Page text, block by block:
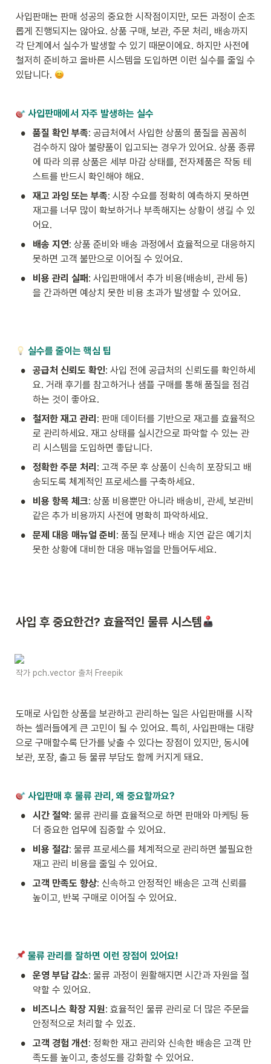
사입판매는 판매 성공의 중요한 시작점이지만, 모든 과정이 순조
롭게 진행되지는 않아요. 상품 구매, 보관, 주문 처리, 배송까지
각 단계에서 실수가 발생할 수 있기 때문이에요. 하지만 사전에
철저히 준비하고 올바른 시스템을 도입하면 이런 실수를 줄일 수
있답니다.
사입판매에서 자주 발생하는 실수
• 품질 확인 부족: 공급처에서 사입한 상품의 품질을 꼼꼼히
검수하지 않아 불량품이 입고되는 경우가 있어요. 상품 종류
에 따라 의류 상품은 세부 마감 상태를, 전자제품은 작동 테
스트를 반드시 확인해야 해요.
• 재고 과잉 또는 부족: 시장 수요를 정확히 예측하지 못하면
재고를 너무 많이 확보하거나 부족해지는 상황이 생길 수 있
어요.
• 배송 지연: 상품 준비와 배송 과정에서 효율적으로 대응하지
못하면 고객 불만으로 이어질 수 있어요.
• 비용 관리 실패 : 사입판매에서 추가 비용(배송비, 관세 등)
을 간과하면 예상치 못한 비용 초과가 발생할 수 있어요.
실수를 줄이는 핵심 팁
• 공급처 신뢰도 확인: 사입 전에 공급처의 신뢰도를 확인하세
요. 거래 후기를 참고하거나 샘플 구매를 통해 품질을 점검
하는 것이 좋아요.
• 철저한 재고 관리 : 판매 데이터를 기반으로 재고를 효율적으
로 관리하세요. 재고 상태를 실시간으로 파악할 수 있는 관
리 시스템을 도입하면 좋답니다.
• 정확한 주문 처리 : 고객 주문 후 상품이 신속히 포장되고 배
송되도록 체계적인 프로세스를 구축하세요.
• 비용 항목 체크: 상품 비용뿐만 아니라 배송비, 관세, 보관비
같은 추가 비용까지 사전에 명확히 파악하세요.
• 문제 대응 매뉴얼 준비 : 품질 문제나 배송 지연 같은 예기치
못한 상황에 대비한 대응 매뉴얼을 만들어두세요.
사입 후 중요한건? 효율적인 물류 시스템
작가 pch.vector 출처 Freepik
도매로 사입한 상품을 보관하고 관리하는 일은 사입판매를 시작
하는 셀러들에게 큰 고민이 될 수 있어요. 특히, 사입판매는 대량
으로 구매할수록 단가를 낮출 수 있다는 장점이 있지만, 동시에
보관, 포장, 출고 등 물류 부담도 함께 커지게 돼요.
사입판매 후 물류 관리, 왜 중요할까요?
• 시간 절약: 물류 관리를 효율적으로 하면 판매와 마케팅 등
더 중요한 업무에 집중할 수 있어요.
• 비용 절감: 물류 프로세스를 체계적으로 관리하면 불필요한
재고 관리 비용을 줄일 수 있어요.
• 고객 만족도 향상: 신속하고 안정적인 배송은 고객 신뢰를
높이고, 반복 구매로 이어질 수 있어요.
물류 관리를 잘하면 이런 장점이 있어요!
• 운영 부담 감소: 물류 과정이 원활해지면 시간과 자원을 절
약할 수 있어요.
• 비즈니스 확장 지원: 효율적인 물류 관리로 더 많은 주문을
안정적으로 처리할 수 있죠.
• 고객 경험 개선: 정확한 재고 관리와 신속한 배송은 고객 만
족도를 높이고, 충성도를 강화할 수 있어요.